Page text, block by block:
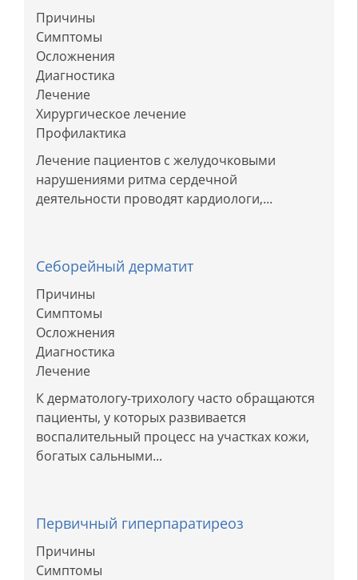
Причины
Симптомы
Осложнения
Диагностика
Лечение
Хирургическое лечение
Профилактика
Лечение пациентов с желудочковыми
нарушениями ритма сердечной
деятельности проводят кардиологи,...
Себорейный дерматит
Причины
Симптомы
Осложнения
Диагностика
Лечение
К дерматологу-трихологу часто обращаются
пациенты, у которых развивается
воспалительный процесс на участках кожи,
богатых сальными...
Первичный гиперпаратиреоз
Причины
Симптомы